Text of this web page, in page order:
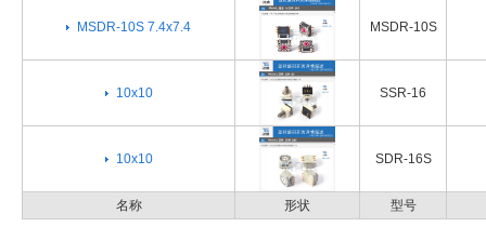
MSDR-10S 7.4x7.4 MSDR-10S
10x10 SSR-16
10x10 SDR-16S
名称 形状 型号